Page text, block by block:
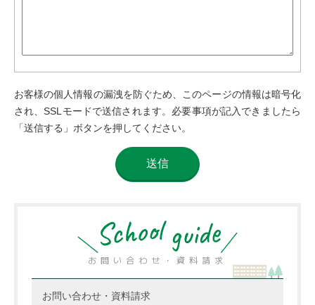
お客様の個人情報の漏洩を防ぐため、このページの情報は暗号化
され、SSLモードで送信されます。必要事項が記入できましたら
「送信する」ボタンを押してください。
お問い合わせ・資料請求
お問い合わせ・資料請求